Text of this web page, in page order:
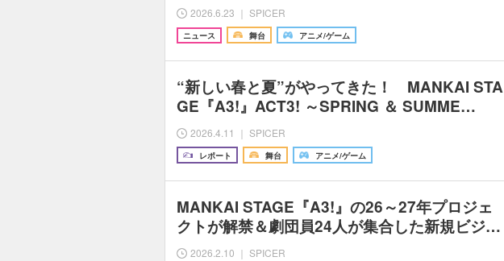
2026.6.23 ｜ SPICER
ニュース 舞台 アニメ/ゲーム
“新しい春と夏”がやってきた！ MANKAI STA
GE『A3!』ACT3! ～SPRING ＆ SUMME…
2026.4.11 ｜ SPICER
レポート 舞台 アニメ/ゲーム
MANKAI STAGE『A3!』の26～27年プロジェ
クトが解禁＆劇団員24人が集合した新規ビジ…
2026.2.10 ｜ SPICER